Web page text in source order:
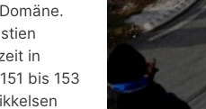
in
bis 153